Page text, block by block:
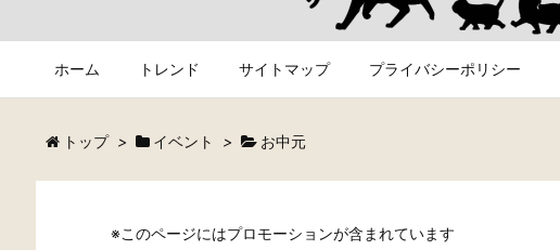
ホーム トレンド サイトマップ プライバシーポリシー
トップ > イベント > お中元
※このページにはプロモーションが含まれています